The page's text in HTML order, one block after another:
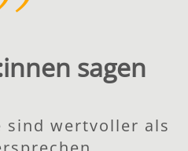
sagen
sind wertvoller als